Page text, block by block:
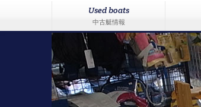
Used boats
中古艇情報